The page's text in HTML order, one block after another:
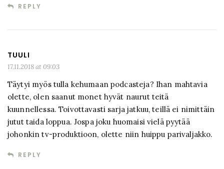
REPLY
TUULI
17.11.2018 at 09:03
Täytyi myös tulla kehumaan podcasteja? Ihan mahtavia
olette, olen saanut monet hyvät naurut teitä
kuunnellessa. Toivottavasti sarja jatkuu, teillä ei nimittäin
jutut taida loppua. Jospa joku huomaisi vielä pyytää
johonkin tv-produktioon, olette niin huippu parivaljakko.
REPLY